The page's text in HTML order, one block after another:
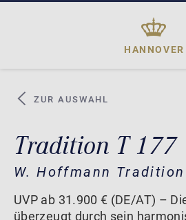
HANNOVER
ZUR AUSWAHL
Tradition T 177
W. Hoffmann Tradition
UVP ab 31.900 € (DE/AT) –
überzeugt durch sein